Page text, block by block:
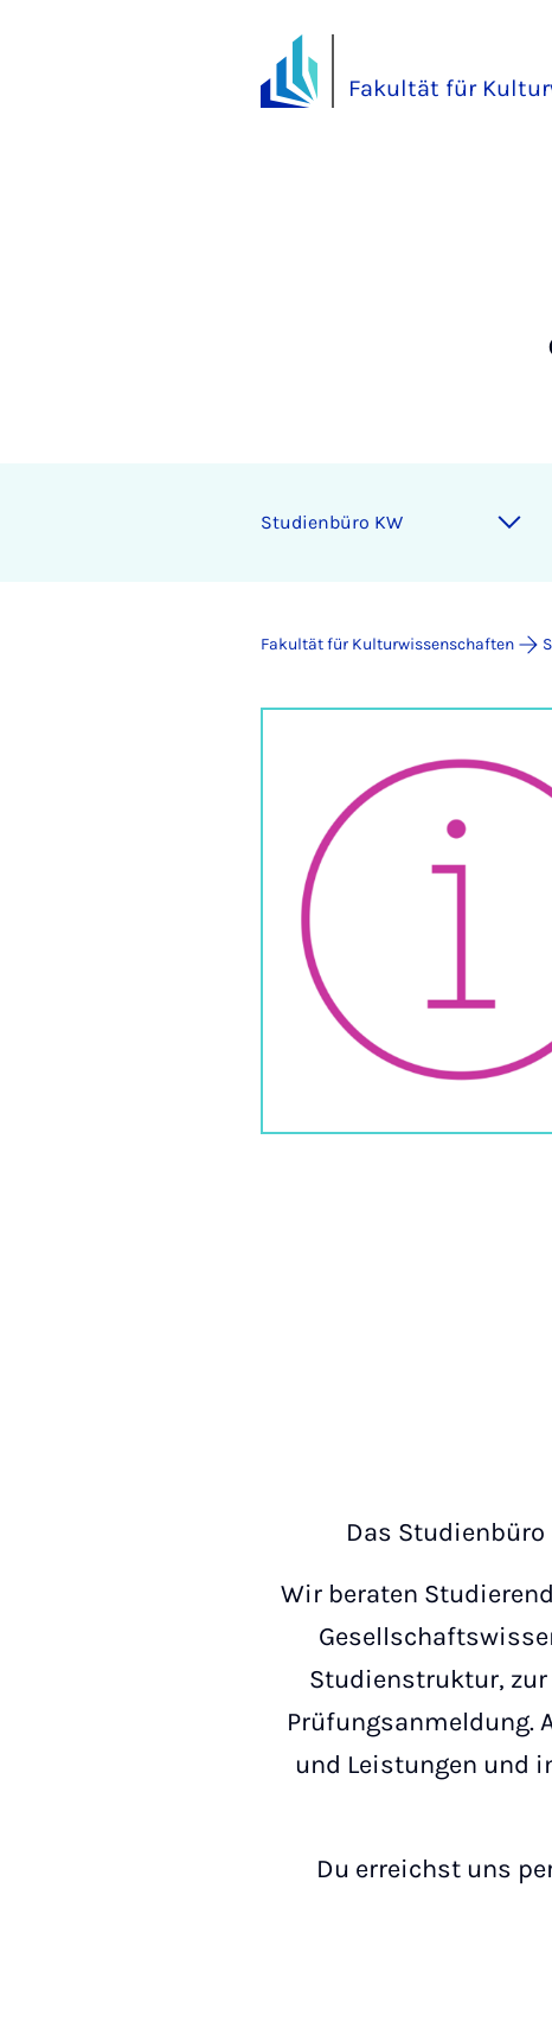
Fakultät für
Studienbüro KW
Fakultät für Kulturwissenschaften
Das
Wir beraten
Studienstruktur, zur
Prüfungsanmeldung.
und Leistungen und
Du erreichst uns